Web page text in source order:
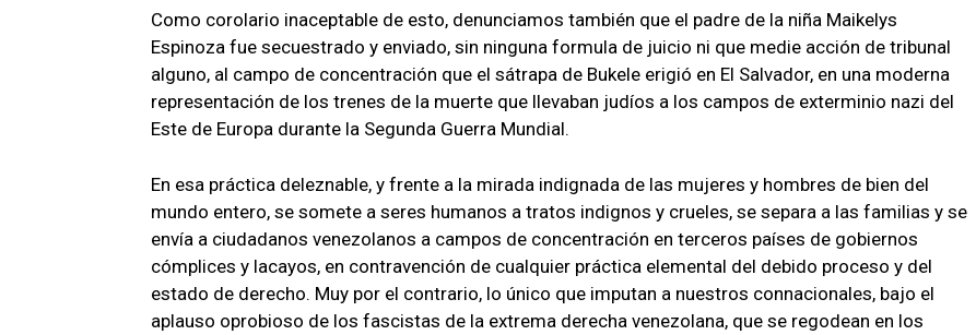
Como corolario inaceptable de esto, denunciamos también que el padre de la niña Maikelys
Espinoza fue secuestrado y enviado, sin ninguna formula de juicio ni que medie acción de tribunal
alguno, al campo de concentración que el sátrapa de Bukele erigió en El Salvador, en una moderna
representación de los trenes de la muerte que llevaban judíos a los campos de exterminio nazi del
Este de Europa durante la Segunda Guerra Mundial.
En esa práctica deleznable, y frente a la mirada indignada de las mujeres y hombres de bien del
mundo entero, se somete a seres humanos a tratos indignos y crueles, se separa a las familias y se
envía a ciudadanos venezolanos a campos de concentración en terceros países de gobiernos
cómplices y lacayos, en contravención de cualquier práctica elemental del debido proceso y del
estado de derecho. Muy por el contrario, lo único que imputan a nuestros connacionales, bajo el
aplauso oprobioso de los fascistas de la extrema derecha venezolana, que se regodean en los